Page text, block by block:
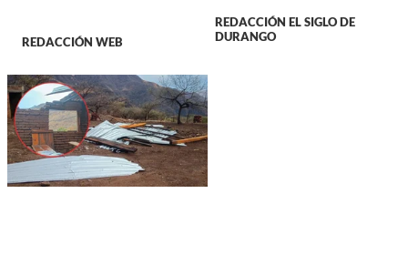
REDACCIÓN WEB
REDACCIÓN EL SIGLO DE
DURANGO